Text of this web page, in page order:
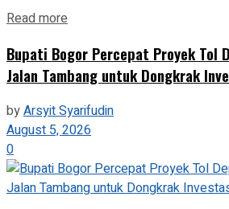
Read more
Bupati Bogor Percepat Proyek Tol
Jalan Tambang untuk Dongkrak
byArsyit Syarifudin
August 5, 2026
0